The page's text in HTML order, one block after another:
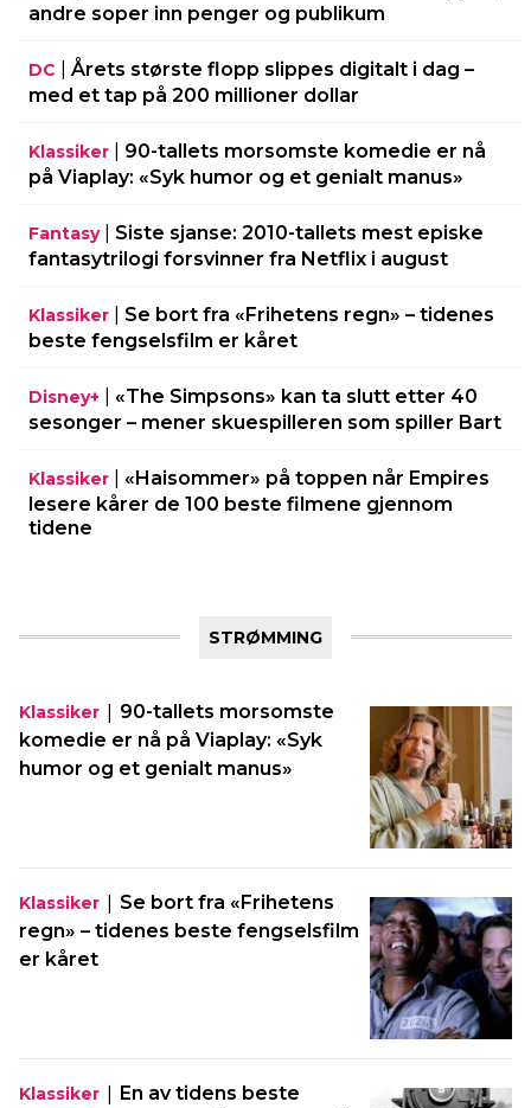
andre soper inn penger og publikum
DC
Årets største flopp slippes digitalt i dag –
med et tap på 200 millioner dollar
Klassiker
90-tallets morsomste komedie er nå
på Viaplay: «Syk humor og et genialt manus»
Fantasy| Siste sjanse: 2010-tallets mest episke
fantasytrilogi forsvinner fra Netflix i august
Klassiker
Se bort fra «Frihetens regn» – tidenes
beste fengselsfilm er kåret
Disney+
«The Simpsons» kan ta slutt etter 40
sesonger – mener skuespilleren som spiller Bart
Klassiker
«Haisommer» på toppen når Empires
lesere kårer de 100 beste filmene gjennom
tidene
STRØMMING
Klassiker | 90-tallets morsomste
komedie er nå på Viaplay: «Syk
humor og et genialt manus»
Klassiker | Se bort fra «Frihetens
regn» – tidenes beste fengselsfilm
er kåret
Klassiker | En av tidens beste